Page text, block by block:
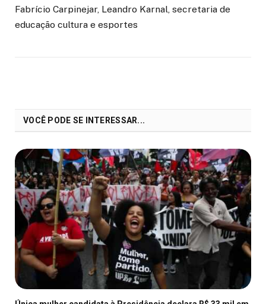
Fabrício Carpinejar, Leandro Karnal, secretaria de
educação cultura e esportes
VOCÊ PODE SE INTERESSAR...